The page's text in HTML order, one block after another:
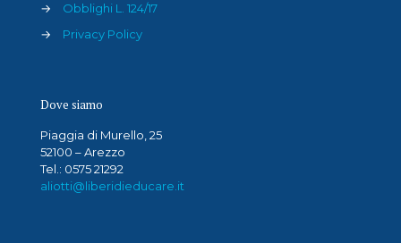
→
Obblighi L. 124/17
→
Privacy Policy
Dove siamo
Piaggia di Murello, 25
52100 – Arezzo
Tel.: 0575 21292
aliotti@liberidieducare.it